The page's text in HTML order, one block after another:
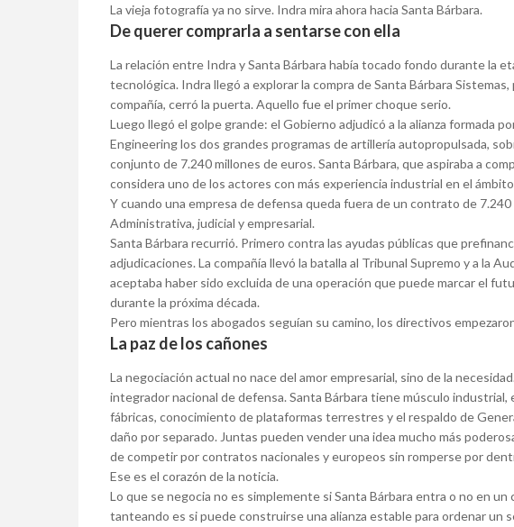
La vieja fotografía ya no sirve. Indra mira ahora hacia Santa Bárbara.
De querer comprarla a sentarse con ella
La relación entre Indra y Santa Bárbara había tocado fondo durante la
tecnológica. Indra llegó a explorar la compra de Santa Bárbara
compañía, cerró la puerta. Aquello fue el primer choque serio.
Luego llegó el golpe grande: el Gobierno adjudicó a la alianza formada
Engineering los dos grandes programas de artillería autopropulsada,
conjunto de 7.240 millones de euros. Santa Bárbara, que aspiraba a
considera uno de los actores con más experiencia industrial en el
Y cuando una empresa de defensa queda fuera de un contrato de
Administrativa, judicial y empresarial.
Santa Bárbara recurrió. Primero contra las ayudas públicas que
adjudicaciones. La compañía llevó la batalla al Tribunal Supremo y a la
aceptaba haber sido excluida de una operación que puede marcar el
durante la próxima década.
Pero mientras los abogados seguían su camino, los directivos
La paz de los cañones
La negociación actual no nace del amor empresarial, sino de la
integrador nacional de defensa. Santa Bárbara tiene músculo industrial,
fábricas, conocimiento de plataformas terrestres y el respaldo de
daño por separado. Juntas pueden vender una idea mucho más
de competir por contratos nacionales y europeos sin romperse por
Ese es el corazón de la noticia.
Lo que se negocia no es simplemente si Santa Bárbara entra o no en
tanteando es si puede construirse una alianza estable para ordenar un